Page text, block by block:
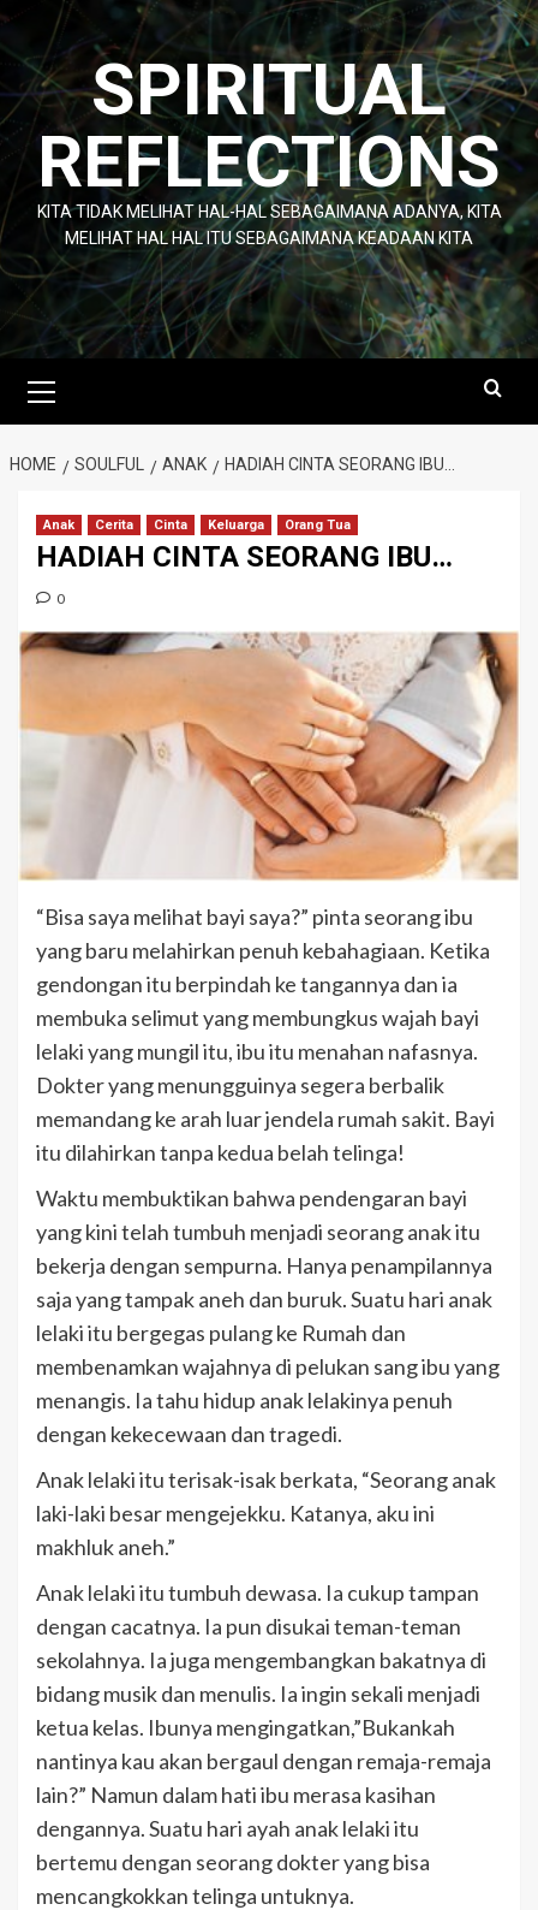
Skip
content
SPIRITUAL
REFLECTIONS
KITA TIDAK MELIHAT HAL-HAL SEBAGAIMANA ADANYA, KITA
MELIHAT HAL HAL ITU SEBAGAIMANA KEADAAN KITA
Menu
HOME SOULFUL ANAK HADIAH CINTA SEORANG IBU…
Anak Cerita Cinta Keluarga Orang Tua
HADIAH CINTA SEORANG IBU…
0
“Bisa saya melihat bayi saya?” pinta seorang ibu
yang baru melahirkan penuh kebahagiaan. Ketika
gendongan itu berpindah ke tangannya dan ia
membuka selimut yang membungkus wajah bayi
lelaki yang mungil itu, ibu itu menahan nafasnya.
Dokter yang menungguinya segera berbalik
memandang ke arah luar jendela rumah sakit. Bayi
itu dilahirkan tanpa kedua belah telinga!
Waktu membuktikan bahwa pendengaran bayi
yang kini telah tumbuh menjadi seorang anak itu
bekerja dengan sempurna. Hanya penampilannya
saja yang tampak aneh dan buruk. Suatu hari anak
lelaki itu bergegas pulang ke Rumah dan
membenamkan wajahnya di pelukan sang ibu yang
menangis. Ia tahu hidup anak lelakinya penuh
dengan kekecewaan dan tragedi.
Anak lelaki itu terisak-isak berkata, “Seorang anak
laki-laki besar mengejekku. Katanya, aku ini
makhluk aneh.”
Anak lelaki itu tumbuh dewasa. Ia cukup tampan
dengan cacatnya. Ia pun disukai teman-teman
sekolahnya. Ia juga mengembangkan bakatnya di
bidang musik dan menulis. Ia ingin sekali menjadi
ketua kelas. Ibunya mengingatkan,”Bukankah
nantinya kau akan bergaul dengan remaja-remaja
lain?” Namun dalam hati ibu merasa kasihan
dengannya. Suatu hari ayah anak lelaki itu
bertemu dengan seorang dokter yang bisa
mencangkokkan telinga untuknya.